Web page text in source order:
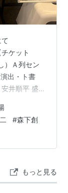
ケット
）Ａ列セン
出・ト書
井順平 盛隆
きなイキ
。最前列で
てばかりの
ー太陽し
#森下創
もっと見る